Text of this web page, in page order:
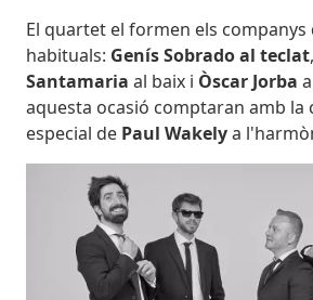
El quartet el formen els companys
habituals: Genís Sobrado al teclat,
Santamaria al baix i Òscar Jorba
aquesta ocasió comptaran amb la
especial de Paul Wakelya
Imatges